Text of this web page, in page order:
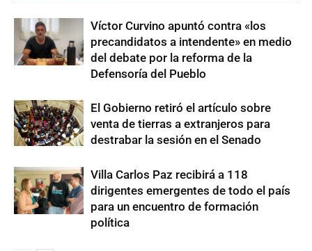
Víctor Curvino apuntó contra «los
precandidatos a intendente» en medio
del debate por la reforma de la
Defensoría del Pueblo
El Gobierno retiró el artículo sobre
venta de tierras a extranjeros para
destrabar la sesión en el Senado
Villa Carlos Paz recibirá a 118
dirigentes emergentes de todo el país
para un encuentro de formación
política